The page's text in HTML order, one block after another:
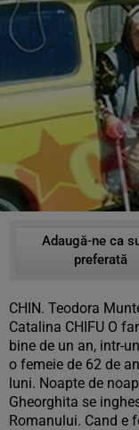
Adaugă-ne ca
preferată
CHIN. Teodora
Catalina CHIFU O
bine de un an, intr-
o femeie de 62 de
luni. Noapte de
Gheorghita se
Romanului. Cand e